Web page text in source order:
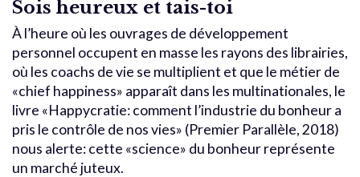
Sois heureux et tais-toi
À l’heure où les ouvrages de développement
personnel occupent en masse les rayons des librairies,
où les coachs de vie se multiplient et que le métier de
«chief happiness» apparaît dans les multinationales, le
livre «Happycratie: comment l’industrie du bonheur a
pris le contrôle de nos vies» (Premier Parallèle, 2018)
nous alerte: cette «science» du bonheur représente
un marché juteux.